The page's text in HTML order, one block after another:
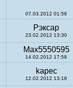
07.03.2012 01:56
Рэксар
23.02.2012 13:30
Max5550595
14.02.2012 17:58
kapec
12.02.2012 13:18